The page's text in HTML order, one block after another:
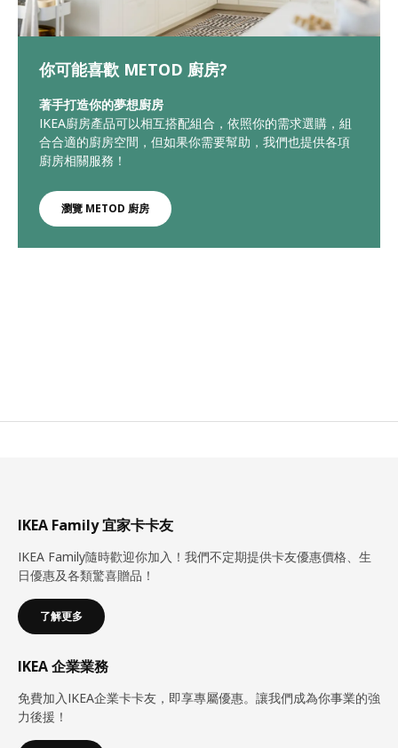
你可能喜歡 METOD 廚房?
著手打造你的夢想廚房
IKEA廚房產品可以相互搭配組合，依照你的需求選購，組
合合適的廚房空間，但如果你需要幫助，我們也提供各項
廚房相關服務！
瀏覽 METOD 廚房
IKEA Family 宜家卡卡友
IKEA Family隨時歡迎你加入！我們不定期提供卡友優惠價格、生
日優惠及各類驚喜贈品！
了解更多
IKEA 企業業務
免費加入IKEA企業卡卡友，即享專屬優惠。讓我們成為你事業的強
力後援！